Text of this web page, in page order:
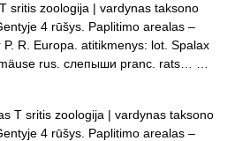
sritis zoologija | vardynas taksono
4 rūšys. Paplitimo arealas –
R. Europa. atitikmenys: lot. Spalax
rus. слепыши pranc. rats… …
T sritis zoologija | vardynas taksono
4 rūšys. Paplitimo arealas –